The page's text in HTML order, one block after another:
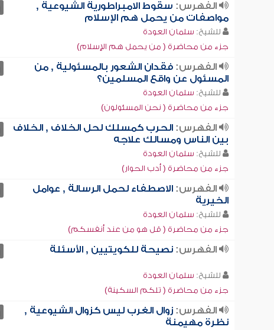
الفهرس: سقوط الامبراطورية الشيوعية ,
مواصفات من يحمل هم الإسلام
للشيخ: سلمان العودة
جزء من محاضرة ( من يحمل هم الإسلام)
الفهرس:فقدان الشعور بالمسئولية , من
المسئول عن واقع المسلمين؟
للشيخ: سلمان العودة
جزء من محاضرة ( نحن المسئولون)
الفهرس:الحرب كمسلك لحل الخلاف , الخلاف
بين الناس ومسالك علاجه
للشيخ: سلمان العودة
جزء من محاضرة ( أدب الحوار)
الفهرس:الاصطفاء لحمل الرسالة , عوامل
الخيرية
للشيخ: سلمان العودة
جزء من محاضرة ( قل هو من عند أنفسكم)
الفهرس:نصيحة للكويتيين , الأسئلة
للشيخ: سلمان العودة
جزء من محاضرة ( تلكم السكينة)
الفهرس:زوال الغرب ليس كزوال الشيوعية ,
نظرة مهيمنة